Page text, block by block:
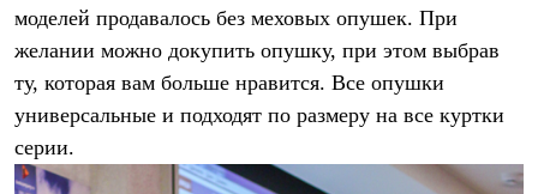
моделей продавалось без меховых опушек. При
желании можно докупить опушку, при этом выбрав
ту, которая вам больше нравится. Все опушки
универсальные и подходят по размеру на все куртки
серии.